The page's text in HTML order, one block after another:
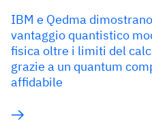
IBM e Qedma
vantaggio quantistico
fisica oltre i limiti del
grazie a un quantum
affidabile